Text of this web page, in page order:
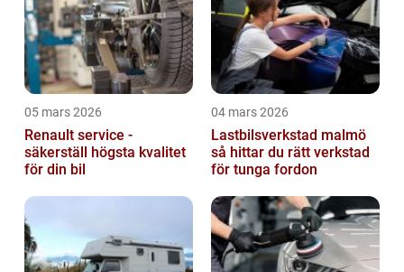
05 mars 2026
Renault service -
säkerställ högsta kvalitet
för din bil
04 mars 2026
Lastbilsverkstad malmö
så hittar du rätt verkstad
för tunga fordon